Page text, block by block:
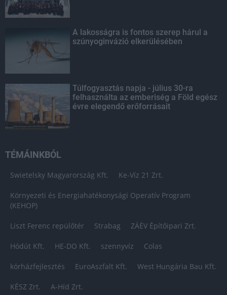
A lakosságra is fontos szerep hárul a
szúnyoginvázió elkerülésében
Túlfogyasztás napja - július 30-ra
felhasználta az emberiség a Föld egész
évre elegendő erőforrásait
TÉMÁINKBÓL
Swietelsky Magyarország Kft. Ke-Víz 21 Zrt.
Környezeti és Energiahatékonysági Operatív Program
(KEHOP)
Liszt Ferenc repülőtér Strabag ZÁÉV Építőipari Zrt.
Hódút Kft. HE-DO Kft. szennyvíz Colas
kórházfejlesztés EuroAszfalt Kft. West Hungária Bau Kft.
KÉSZ Zrt. A-Híd Zrt.